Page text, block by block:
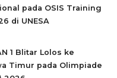
pada OSIS Training
di UNESA
1 Blitar Lolos ke
Timur pada Olimpiade